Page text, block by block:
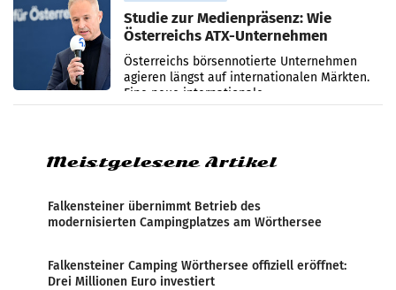
Studie zur Medienpräsenz: Wie
Österreichs ATX-Unternehmen
international wahrgenommen
werden
Österreichs börsennotierte Unternehmen
agieren längst auf internationalen Märkten.
Eine neue internationale
Medienresonanzanalyse untersucht die
Meistgelesene Artikel
Falkensteiner übernimmt Betrieb des
modernisierten Campingplatzes am Wörthersee
Falkensteiner Camping Wörthersee offiziell eröffnet:
Drei Millionen Euro investiert